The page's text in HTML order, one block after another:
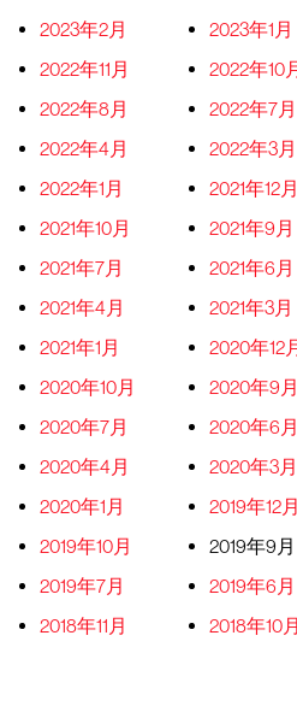
2023年2月
2023年1月
2022年11月
2022年10
2022年8月
2022年7月
2022年4月
2022年3月
2022年1月
2021年12月
2021年10月
2021年9月
2021年7月
2021年6月
2021年4月
2021年3月
2021年1月
2020年12
2020年10月
2020年9月
2020年7月
2020年6月
2020年4月
2020年3月
2020年1月
2019年12月
2019年10月
2019年9月
2019年7月
2019年6月
2018年11月
2018年10月